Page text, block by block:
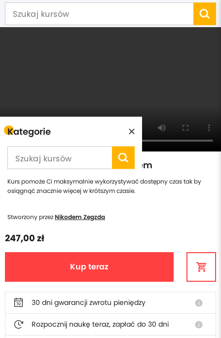
Kategorie
Szybki kurs zarządzania czasem
Kurs pomoże Ci maksymalnie wykorzystywać dostępny czas tak by
osiągnąć znacznie więcej w krótszym czasie.
Stworzony przezNikodem Zegzda
247,00 zł
Kup teraz
30 dni gwarancji zwrotu pieniędzy info
Rozpocznij naukę teraz, zapłać do 30 dni info